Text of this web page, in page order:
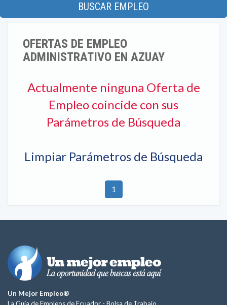
BUSCAR EMPLEO
OFERTAS DE EMPLEO
ADMINISTRATIVO EN AZUAY
Actualmente ninguna Oferta de
Empleo coincide con sus
Parámetros de Búsqueda
Limpiar Parámetros de Búsqueda
1
Un Mejor Empleo®